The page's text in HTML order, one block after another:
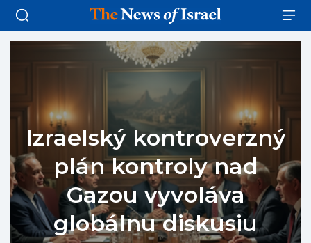
Izraelský kontroverzný
plán kontroly nad
Gazou vyvoláva
globálnu diskusiu